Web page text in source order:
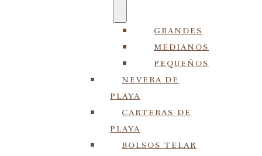
GRANDES
MEDIANOS
PEQUEÑOS
NEVERA DE
PLAYA
CARTERAS DE
PLAYA
BOLSOS TELAR